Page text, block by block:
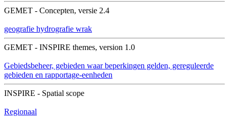
GEMET - Concepten, versie 2.4
geografie hydrografie wrak
GEMET - INSPIRE themes, version 1.0
Gebiedsbeheer, gebieden waar beperkingen gelden, gereguleerde
gebieden en rapportage-eenheden
INSPIRE - Spatial scope
Regionaal